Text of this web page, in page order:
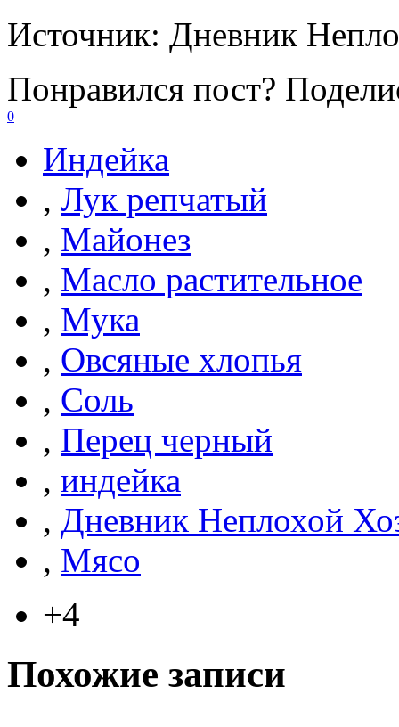
Источник: Дневник
Понравился пост?
0
Индейка
, Лук репчатый
, Майонез
, Масло растительное
, Мука
, Овсяные хлопья
, Соль
, Перец черный
, индейка
, Дневник Неплохой
, Мясо
+4
Похожие записи